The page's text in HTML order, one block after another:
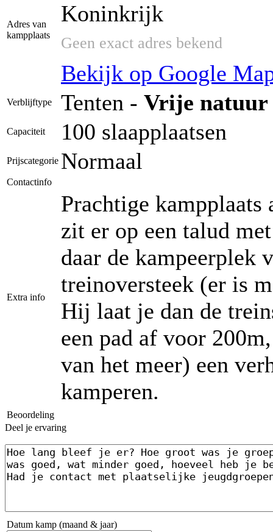
Adres van
kampplaats
Koninkrijk
Geen exact adres bekend
Bekijk op Google
Verblijftype Tenten - Vrije natuur
Capaciteit 100 slaapplaatsen
Prijscategorie Normaal
Contactinfo
Extra info
Prachtige kampplaats
zit er op een talud
daar de kampeerplek
treinoversteek (er is
Hij laat je dan de
een pad af voor
van het meer) een
kamperen.
Beoordeling
Deel je ervaring
Datum kamp (maand & jaar)